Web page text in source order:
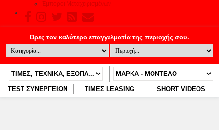
Έμποροι Μεταχειρισμένων
TEST ΣΥΝΕΡΓΕΙΩΝ ΤΙΜΕΣ LEASING SHORT VIDEOS